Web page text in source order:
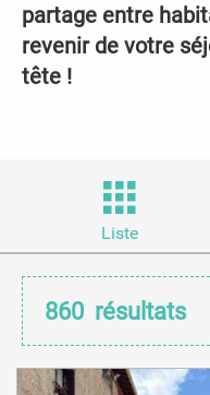
partage entre
revenir de votre
tête !
Liste
860 résultats